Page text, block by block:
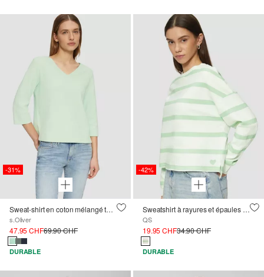
-31%
Sweat-shirt en coton mélangé texturé avec manches 3/4
s.Oliver
47.95 CHF69.90 CHF
DURABLE
-42%
Sweatshirt à rayures et épaules tombantes
QS
19.95 CHF34.90 CHF
DURABLE